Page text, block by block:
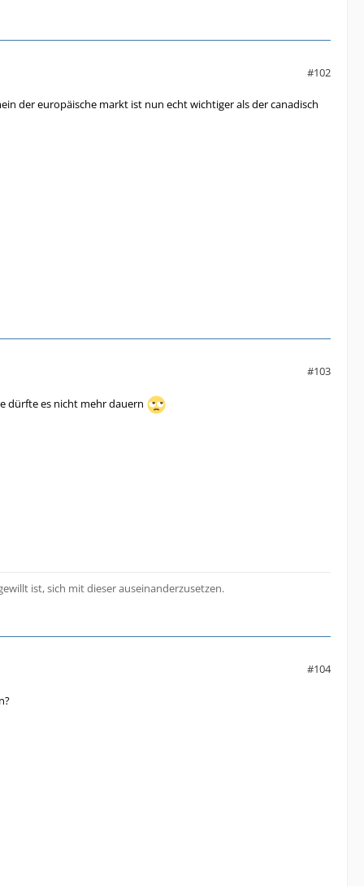
#102
der europäische markt ist nun echt wichtiger als der canadisch
#103
dürfte es nicht mehr dauern
ist, sich mit dieser auseinanderzusetzen.
#104